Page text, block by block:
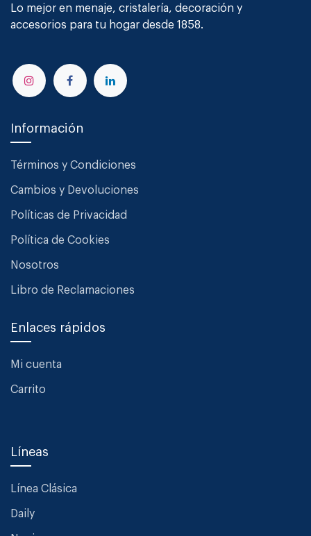
Lo mejor en menaje, cristalería, decoración y
accesorios para tu hogar desde 1858.
Información
Términos y Condiciones
Cambios y Devoluciones
Políticas de Privacidad
Política de Cookies
Nosotros
Libro de Reclamaciones
Enlaces rápidos
Mi cuenta
Carrito
Líneas
Línea Clásica
Daily